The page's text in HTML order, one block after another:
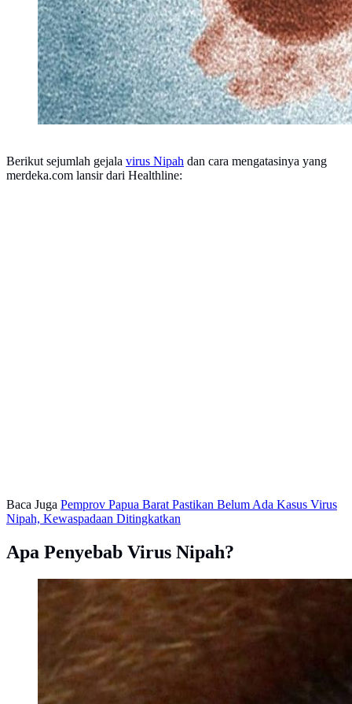
Berikut sejumlah gejala virus Nipah dan cara mengatasinya yang
merdeka.com lansir dari Healthline:
Baca Juga Pemprov Papua Barat Pastikan Belum Ada Kasus Virus
Nipah, Kewaspadaan Ditingkatkan
Apa Penyebab Virus Nipah?